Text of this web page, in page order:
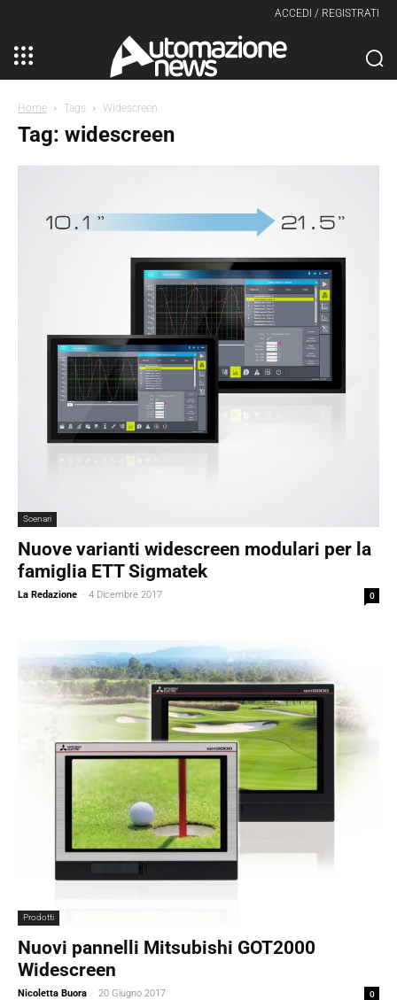
ACCEDI / REGISTRATI
Home Tags Widescreen
Tag: widescreen
Scenari
Nuove varianti widescreen modulari per la
famiglia ETT Sigmatek
La Redazione - 4 Dicembre 2017 0
Prodotti
Nuovi pannelli Mitsubishi GOT2000
Widescreen
Nicoletta Buora - 20 Giugno 2017 0